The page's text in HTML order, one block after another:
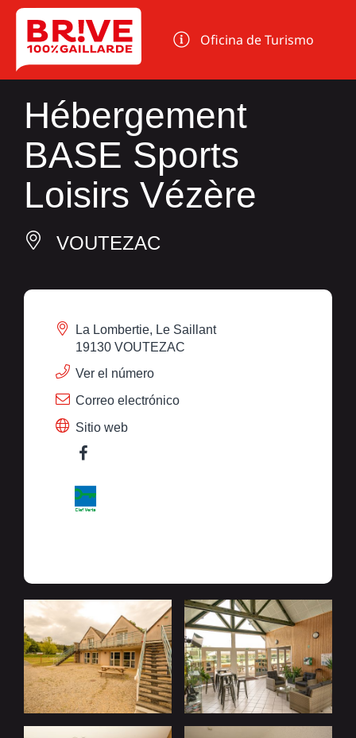
Panel de gestión de cookies
Oficina de Turismo
Hébergement
BASE Sports
Loisirs Vézère
VOUTEZAC
La Lombertie, Le Saillant
19130 VOUTEZAC
Ver el número
Correo electrónico
Sitio web